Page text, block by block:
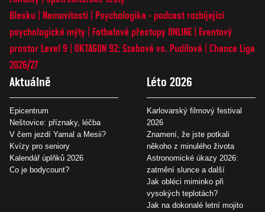
Blesku
Nemovitosti
Psychologika - podcast rozbíjející
psychologické mýty
Fotbalové přestupy ONLINE
Eventový
prostor Level 9 OKTAGON 92: Szabová vs. Pudilová
Chance Liga
2026/27
Aktuálně
Epicentrum
Neštovice: příznaky, léčba
V čem jezdí Yamal a Mesii?
Kvízy pro seniory
Kalendář úplňků 2026
Co je bodycount?
Léto 2026
Karlovarský filmový festival
2026
Znamení, že jste potkali
někoho z minulého života
Astronomické úkazy 2026:
zatmění slunce a další
Jak obléci miminko při
vysokých teplotách?
Jak na dokonalé letní mojito